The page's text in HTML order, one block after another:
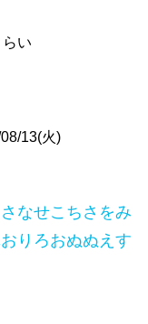
い
08/13(火)
なせこちさをみ
りろおぬぬえす